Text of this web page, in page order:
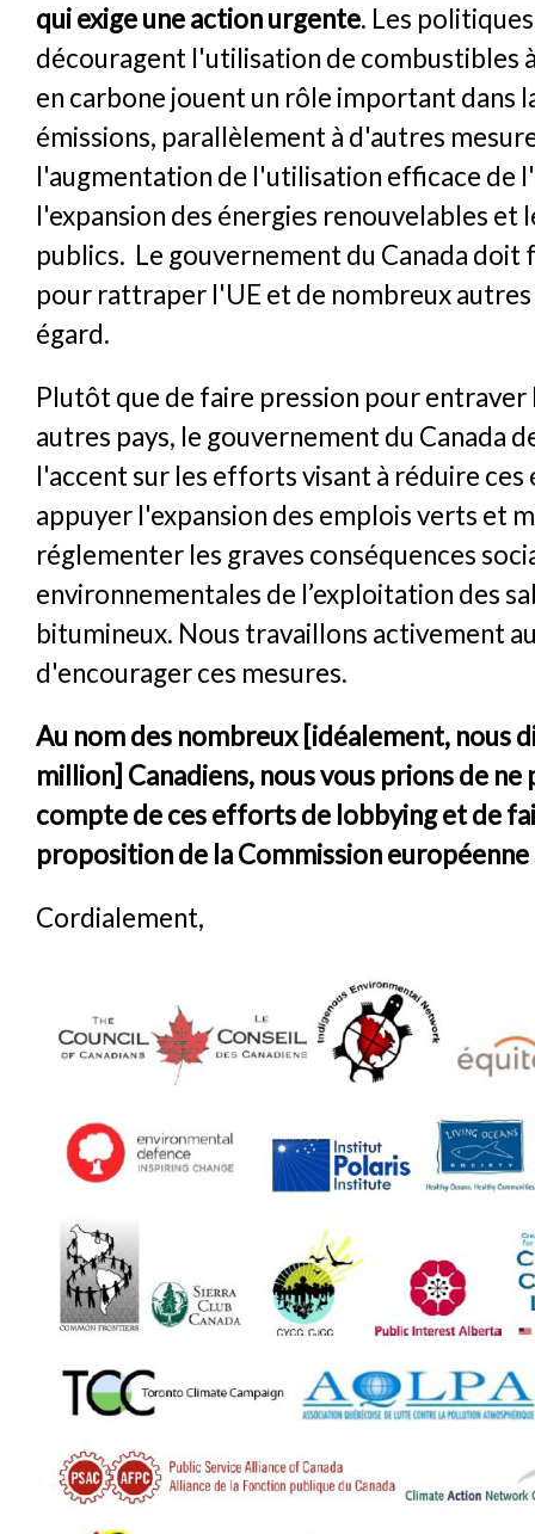
qui exige une action urgente. Les
découragent l'utilisation de combustibles
en carbone jouent un rôle important dans
émissions, parallèlement à d'autres
l'augmentation de l'utilisation efficace de
l'expansion des énergies renouvelables et
publics. Le gouvernement du Canada doit
pour rattraper l'UE et de nombreux autres
égard.
Plutôt que de faire pression pour
autres pays, le gouvernement du Canada
l'accent sur les efforts visant à réduire ces
appuyer l'expansion des emplois verts et
réglementer les graves conséquences
environnementales de l’exploitation des
bitumineux. Nous travaillons activement
d'encourager ces mesures.
Au nom des nombreux [idéalement, nous
million] Canadiens, nous vous prions de ne
compte de ces efforts de lobbying et de
proposition de la Commission européenne
Cordialement,